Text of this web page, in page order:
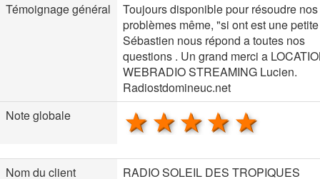
Témoignage général
Toujours disponible pour résoudre nos
problèmes même, "si ont est une
Sébastien nous répond a toutes nos
questions . Un grand merci a
WEBRADIO STREAMING Lucien.
Radiostdomineuc.net
Note globale
4 stars
3 stars
2 stars
1 star
Nom du client
RADIO SOLEIL DES TROPIQUES